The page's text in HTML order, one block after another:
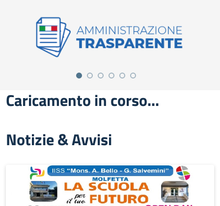
Caricamento in corso...
Notizie & Avvisi